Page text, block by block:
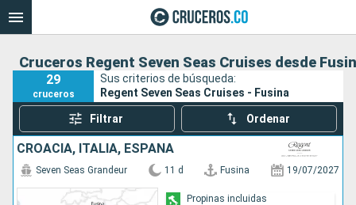
Cruceros Regent Seven Seas Cruises desde
29
cruceros
Sus criterios de búsqueda:
Regent Seven Seas Cruises - Fusina
Filtrar Ordenar
CROACIA, ITALIA, ESPAÑA
Seven Seas Grandeur 11 d Fusina 19/07/2027
Propinas incluidas